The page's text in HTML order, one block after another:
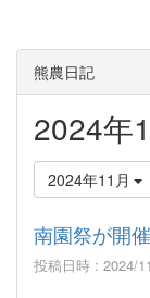
熊農日記
2024年
2024年11月
南園祭が開
投稿日時 : 2024/